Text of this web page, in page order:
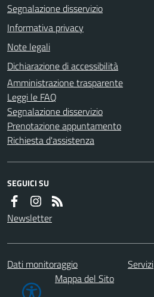
Segnalazione disservizio
Informativa privacy
Note legali
Dichiarazione di accessibilità
Amministrazione trasparente
Leggi le FAQ
Segnalazione disservizio
Prenotazione appuntamento
Richiesta d'assistenza
SEGUICI SU
Newsletter
Dati monitoraggio Servizi
Mappa del Sito